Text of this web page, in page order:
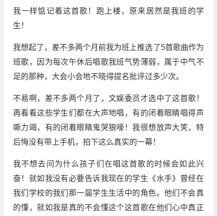
我一样惦记着这首歌！跑上楼，原来居然是我班的学
生！
我想起了，差不多两个月前我为班上推选了5首歌曲作为
班歌，因为每次午休后唱歌我班气势薄弱，属于中气不
足的那种，大会小会地不晓得提名批评过多少次。
不易啊，差不多两个月了，文娱委员才选中了这首歌！
再看看这些学生们都在大声地唱，有的闭着眼睛唱得声
嘶力竭，有的闭着眼睛鬼哭狼嚎！我很想放声大笑，特
后悔没有带上手机，拍下这么真实的一幕！
我不想去问为什么孩子们在唱这首歌的时候会如此兴
奋！就如我没有必要告诉我现在的学生《水手》曾经在
我们学校的我们那一届学生生活中的角色。他们不会真
的懂，就如我是真的不会懂这个这首歌在他们心中真正